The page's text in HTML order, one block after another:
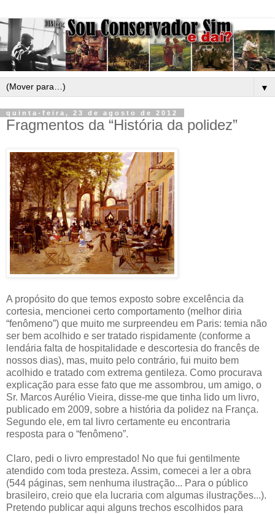
▼
quinta-feira, 23 de agosto de 2012
Fragmentos da “História da polidez”
A propósito do que temos exposto sobre excelência da
cortesia, mencionei certo comportamento (melhor diria
“fenômeno”) que muito me surpreendeu em Paris: temia não
ser bem acolhido e ser tratado rispidamente (conforme a
lendária falta de hospitalidade e descortesia do francês de
nossos dias), mas, muito pelo contrário, fui muito bem
acolhido e tratado com extrema gentileza. Como procurava
explicação para esse fato que me assombrou, um amigo, o
Sr. Marcos Aurélio Vieira, disse-me que tinha lido um livro,
publicado em 2009, sobre a história da polidez na França.
Segundo ele, em tal livro certamente eu encontraria
resposta para o “fenômeno”.
Claro, pedi o livro emprestado! No que fui gentilmente
atendido com toda presteza. Assim, comecei a ler a obra
(544 páginas, sem nenhuma ilustração... Para o público
brasileiro, creio que ela lucraria com algumas ilustrações...).
Pretendo publicar aqui alguns trechos escolhidos para